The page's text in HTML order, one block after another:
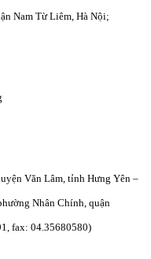
Nam Từ Liêm, Hà Nội;
Văn Lâm, tỉnh Hưng Yên –
Nhân Chính, quận
fax: 04.35680580)